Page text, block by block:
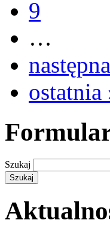
9
…
ostatnia
Szukaj